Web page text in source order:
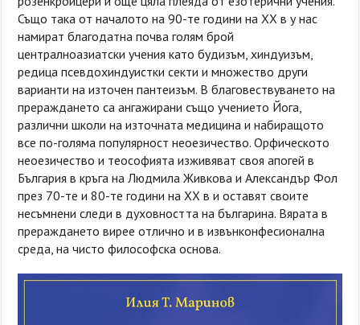
Също така от началото на 90-те години на XX в у нас
намират благодатна почва голям брой
централноазиатски учения като будизъм, хиндуизъм,
редица псевдохиндуистки секти и множество други
варианти на източен пантеизъм. В благовествуването на
прераждането са ангажирани също учението Йога,
различни школи на източната медицина и набиращото
все по-голяма популярност неоезичество. Орфическото
неоезичество и теософията изживяват своя апогей в
България в кръга на Людмила Живкова и Александър Фол
през 70-те и 80-те години на XX в и оставят своите
несъмнени следи в духовността на българина. Вярата в
прераждането вирее отлично и в извънконфесионална
среда, на чисто философска основа.